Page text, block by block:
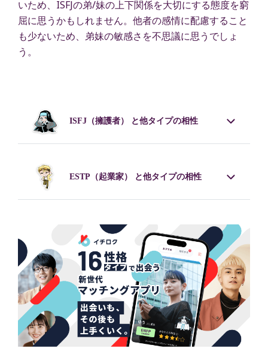
いため、ISFJの弟/妹の上下関係を大切にする態度を窮
屈に思うかもしれません。他者の感情に配慮すること
も少ないため、弟妹の敏感さを不思議に思うでしょ
う。
ISFJ （擁護者） と他タイプの相性
ESTP （起業家） と他タイプの相性